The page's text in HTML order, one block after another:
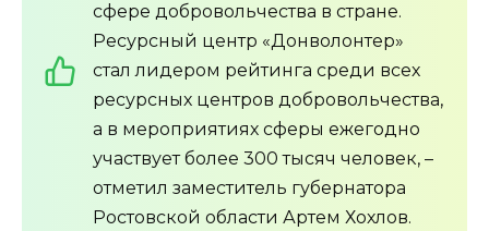
сфере добровольчества в стране.
Ресурсный центр «Донволонтер»
стал лидером рейтинга среди всех
ресурсных центров добровольчества,
а в мероприятиях сферы ежегодно
участвует более 300 тысяч человек, –
отметил заместитель губернатора
Ростовской области Артем Хохлов.